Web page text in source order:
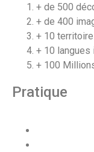
+ de 500
+ de 400
+ 10
+ 10 langues
+ 100
Pratique